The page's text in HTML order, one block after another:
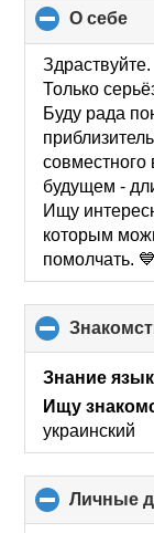
О себе
to
Здраствуйте.
Только
Буду рада
будущем -
Ищу
которым
помолчать.
Знание
Ищу
украинский
Личные